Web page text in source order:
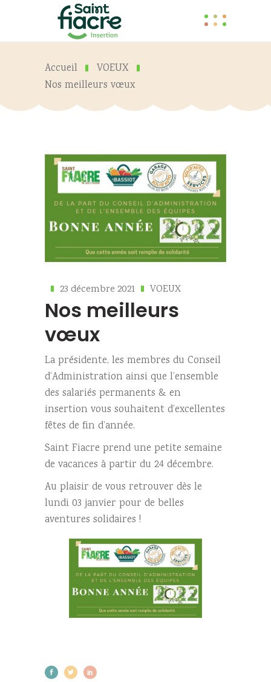
Accueil
VOEUX
Nos meilleurs vœux
23 décembre 2021 VOEUX
Nos meilleurs
vœux
La présidente, les membres du Conseil
d’Administration ainsi que l’ensemble
des salariés permanents & en
insertion vous souhaitent d’excellentes
fêtes de fin d’année.
Saint Fiacre prend une petite semaine
de vacances à partir du 24 décembre.
Au plaisir de vous retrouver dès le
lundi 03 janvier pour de belles
aventures solidaires !